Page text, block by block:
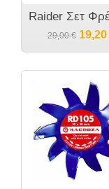
29,00 € 19,20